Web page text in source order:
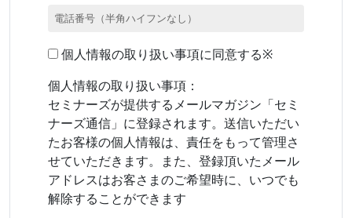
個人情報の取り扱い事項に同意する※
個人情報の取り扱い事項：
セミナーズが提供するメールマガジン「セミ
ナーズ通信」に登録されます。送信いただい
たお客様の個人情報は、責任をもって管理さ
せていただきます。また、登録頂いたメール
アドレスはお客さまのご希望時に、いつでも
解除することができます